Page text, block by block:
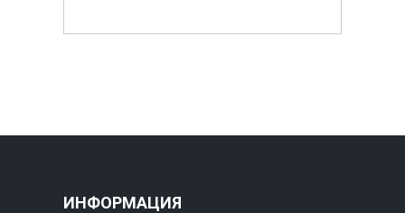
ИНФОРМАЦИЯ